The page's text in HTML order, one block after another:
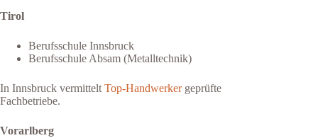
Tirol
Berufsschule Innsbruck
Berufsschule Absam (Metalltechnik)
In Innsbruck vermittelt Top-Handwerkergeprüfte
Fachbetriebe.
Vorarlberg